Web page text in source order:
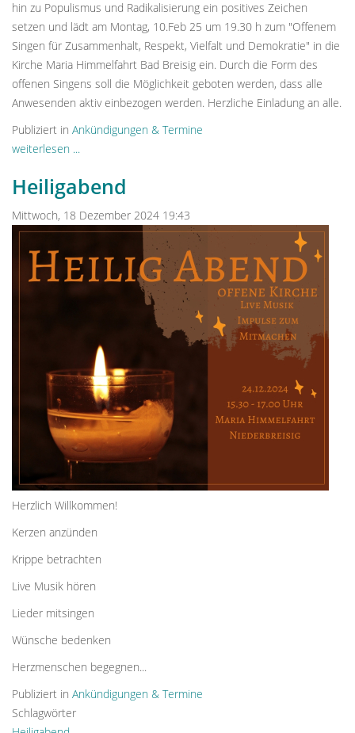
hin zu Populismus und Radikalisierung ein positives Zeichen
setzen und lädt am Montag, 10.Feb 25 um 19.30 h zum "Offenem
Singen für Zusammenhalt, Respekt, Vielfalt und Demokratie" in die
Kirche Maria Himmelfahrt Bad Breisig ein. Durch die Form des
offenen Singens soll die Möglichkeit geboten werden, dass alle
Anwesenden aktiv einbezogen werden. Herzliche Einladung an alle.
Publiziert in Ankündigungen & Termine
weiterlesen ...
Heiligabend
Mittwoch, 18 Dezember 2024 19:43
Herzlich Willkommen!
Kerzen anzünden
Krippe betrachten
Live Musik hören
Lieder mitsingen
Wünsche bedenken
Herzmenschen begegnen...
Publiziert in Ankündigungen & Termine
Schlagwörter